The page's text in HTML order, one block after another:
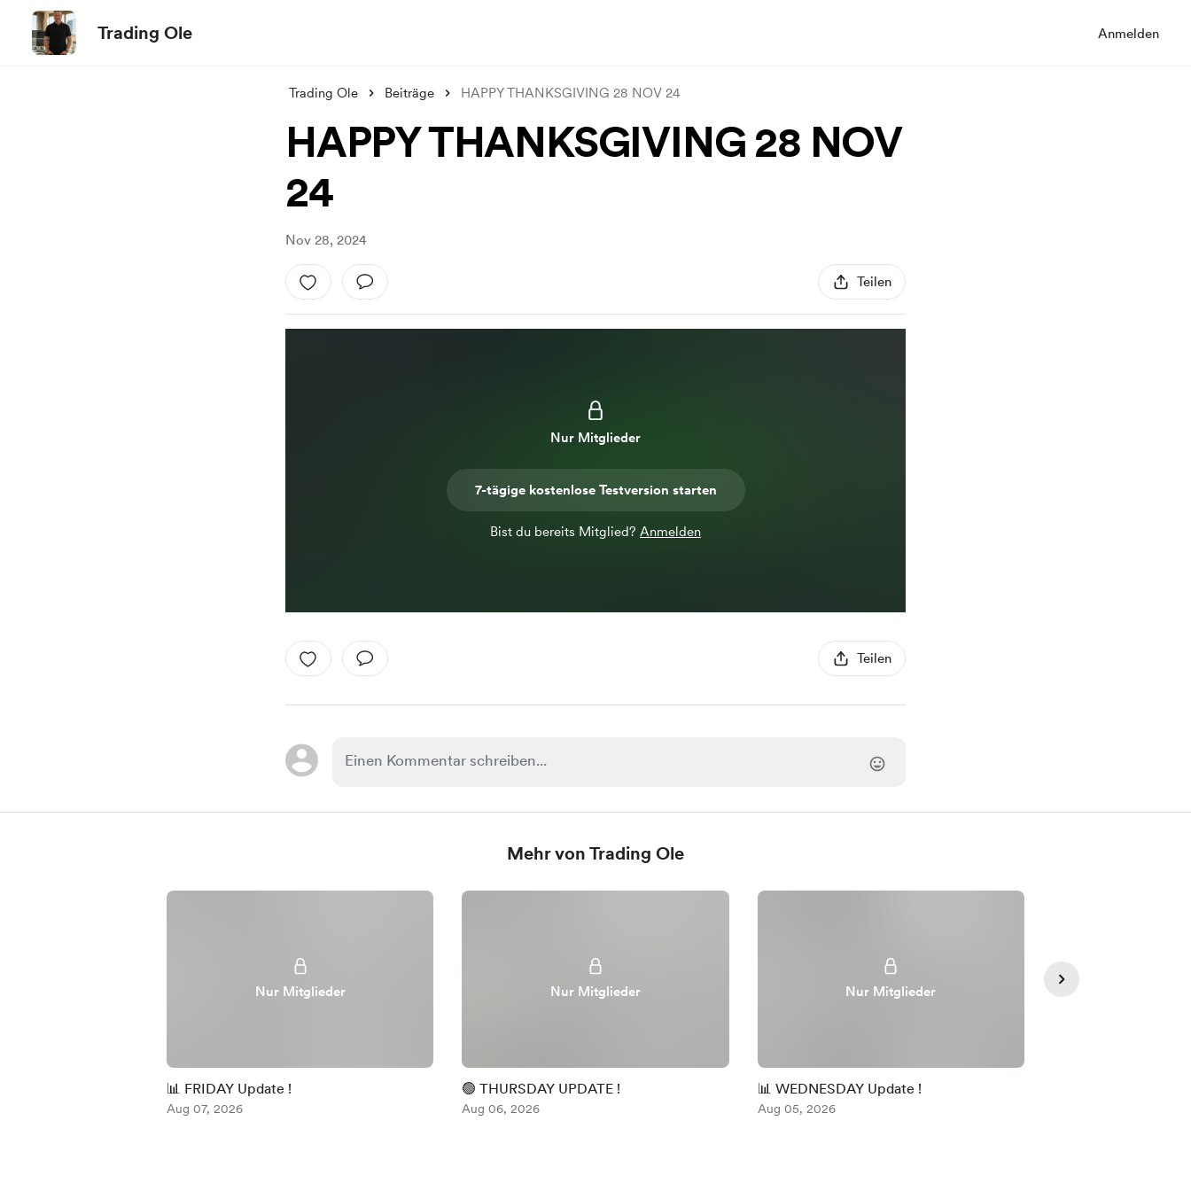
Trading Ole Anmelden
Trading Ole Beiträge HAPPY THANKSGIVING 28 NOV 24
HAPPY THANKSGIVING 28 NOV
24
Nov 28, 2024
Teilen
Nur Mitglieder
7-tägige kostenlose Testversion starten
Bist du bereits Mitglied? Anmelden
Teilen
Mehr von Trading Ole
Nur Mitglieder
📊 FRIDAY Update !
Aug 07, 2026
Nur Mitglieder
🟢 THURSDAY UPDATE !
Aug 06, 2026
Nur Mitglieder
📊 WEDNESDAY Update !
Aug 05, 2026